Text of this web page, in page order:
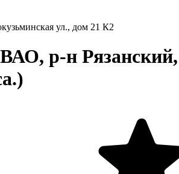
ул., дом 21 К2
р-н Рязанский,